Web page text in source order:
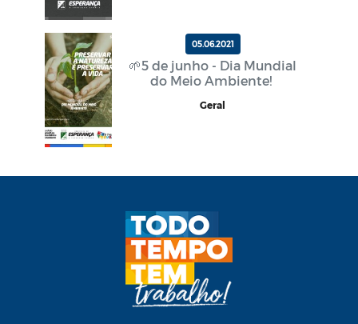
05.06.2021
🌱5 de junho - Dia Mundial
do Meio Ambiente!
Geral